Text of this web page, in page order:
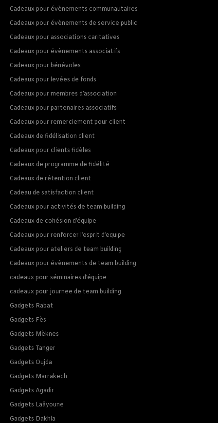
Cadeaux pour évènements communautaires
Cadeaux pour évènements de service public
Cadeaux pour associations caritatives
Cadeaux pour évènements associatifs
Cadeaux pour bénévoles
Cadeaux pour levées de fonds
Cadeaux pour membres d’association
Cadeaux pour partenaires associatifs
Cadeaux pour remerciement pour client
Cadeaux de fidélisation client
Cadeaux pour clients fidèles
Cadeaux de programme de fidélité
Cadeaux de rétention client
Cadeau de satisfaction client
Cadeaux pour activités de team building
Cadeaux de cohésion d’équipe
Cadeaux pour renforcer l’esprit d’equipe
Cadeaux pour ateliers de team building
Cadeaux pour évènements de team building
cadeaux pour séminaires d’équipe
cadeaux pour journee de team building
Gadgets Rabat
Gadgets Fès
Gadgets Mèknes
Gadgets Tanger
Gadgets Oujda
Gadgets Marrakech
Gadgets Agadir
Gadgets Laâyoune
Gadgets Dakhla